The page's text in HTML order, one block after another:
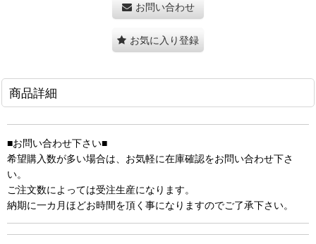
お問い合わせ
お気に入り登録
商品詳細
■お問い合わせ下さい■
希望購入数が多い場合は、お気軽に在庫確認をお問い合わせ下さ
い。
ご注文数によっては受注生産になります。
納期に一カ月ほどお時間を頂く事になりますのでご了承下さい。